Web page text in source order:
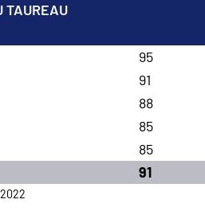
TAUREAU
95
91
88
85
85
91